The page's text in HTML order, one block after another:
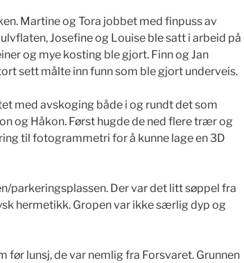
Martine og Tora jobbet med finpuss av
Josefine og Louise ble satt i arbeid på
og mye kosting ble gjort. Finn og Jan
sett målte inn funn som ble gjort underveis.
med avskoging både i og rundt det som
og Håkon. Først hugde de ned flere trær og
til fotogrammetri for å kunne lage en 3D
parkeringsplassen. Der var det litt søppel fra
hermetikk. Gropen var ikke særlig dyp og
lunsj, de var nemlig fra Forsvaret. Grunnen